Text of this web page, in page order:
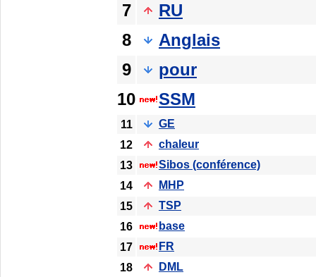
7
RU
8
Anglais
9
pour
10
SSM
11
GE
12
chaleur
13
Sibos (conférence)
14
MHP
15
TSP
16
base
17
FR
18
DML